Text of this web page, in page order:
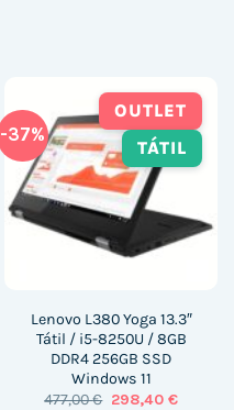
-37%
OUTLET
TÁTIL
Lenovo L380 Yoga 13.3″
Tátil / i5-8250U / 8GB
DDR4 256GB SSD
Windows 11
477,00€ O
298,40 €O